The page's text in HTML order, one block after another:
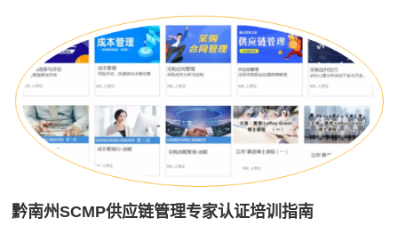
黔南州SCMP供应链管理专家认证培训指南